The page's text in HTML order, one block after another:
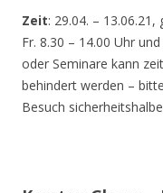
Zeit: 29.04. –
Fr. 8.30 – 14.00 Uhr
oder Seminare kann
behindert werden –
Besuch